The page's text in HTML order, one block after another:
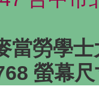
當勞學
螢幕